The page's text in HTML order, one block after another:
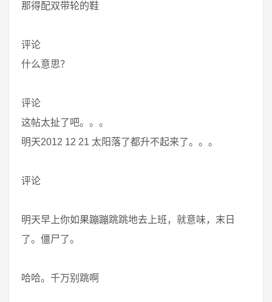
那得配双带轮的鞋
评论
什么意思？
评论
这帖太扯了吧。。。
明天2012 12 21 太阳落了都升不起来了。。。
评论
明天早上你如果蹦蹦跳跳地去上班，就意味，末日
了。僵尸了。
哈哈。千万别跳啊